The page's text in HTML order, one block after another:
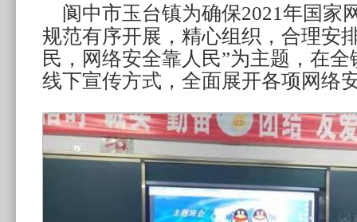
阆中市玉台镇为确保2021年国家
规范有序开展，精心组织，合理安
民，网络安全靠人民”为主题，在
线下宣传方式，全面展开各项网络